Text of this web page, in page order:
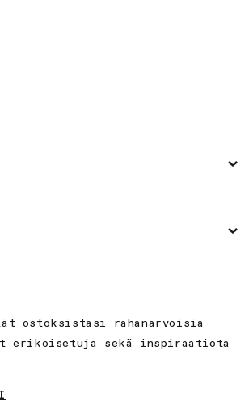
ostoksistasi rahanarvoisia
erikoisetuja sekä inspiraatiota